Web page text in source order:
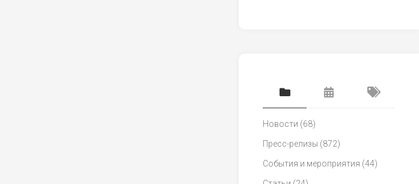
Новости (68)
Пресс-релизы (872)
События и мероприятия (44)